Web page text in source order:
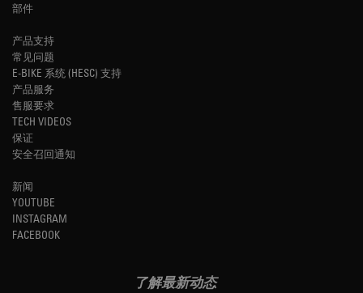
部件
产品支持
常见问题
E-BIKE 系统 (HESC) 支持
产品服务
售服要求
TECH VIDEOS
保证
安全召回通知
新闻
YOUTUBE
INSTAGRAM
FACEBOOK
了解最新动态